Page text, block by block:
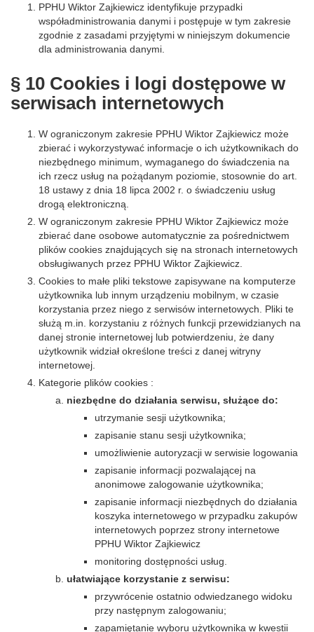
PPHU Wiktor Zajkiewicz identyfikuje przypadki
współadministrowania danymi i postępuje w tym zakresie
zgodnie z zasadami przyjętymi w niniejszym dokumencie
dla administrowania danymi.
§ 10 Cookies i logi dostępowe w
serwisach internetowych
W ograniczonym zakresie PPHU Wiktor Zajkiewicz może
zbierać i wykorzystywać informacje o ich użytkownikach do
niezbędnego minimum, wymaganego do świadczenia na
ich rzecz usług na pożądanym poziomie, stosownie do art.
18 ustawy z dnia 18 lipca 2002 r. o świadczeniu usług
drogą elektroniczną.
W ograniczonym zakresie PPHU Wiktor Zajkiewicz może
zbierać dane osobowe automatycznie za pośrednictwem
plików cookies znajdujących się na stronach internetowych
obsługiwanych przez PPHU Wiktor Zajkiewicz.
Cookies to małe pliki tekstowe zapisywane na komputerze
użytkownika lub innym urządzeniu mobilnym, w czasie
korzystania przez niego z serwisów internetowych. Pliki te
służą m.in. korzystaniu z różnych funkcji przewidzianych na
danej stronie internetowej lub potwierdzeniu, że dany
użytkownik widział określone treści z danej witryny
internetowej.
Kategorie plików cookies :
niezbędne do działania serwisu, służące do:
utrzymanie sesji użytkownika;
zapisanie stanu sesji użytkownika;
umożliwienie autoryzacji w serwisie logowania
zapisanie informacji pozwalającej na
anonimowe zalogowanie użytkownika;
zapisanie informacji niezbędnych do działania
koszyka internetowego w przypadku zakupów
internetowych poprzez strony internetowe
PPHU Wiktor Zajkiewicz
monitoring dostępności usług.
ułatwiające korzystanie z serwisu:
przywrócenie ostatnio odwiedzanego widoku
przy następnym zalogowaniu;
zapamiętanie wyboru użytkownika w kwestii